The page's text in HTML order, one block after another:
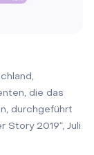
die das
durchgeführt
2019“, Juli